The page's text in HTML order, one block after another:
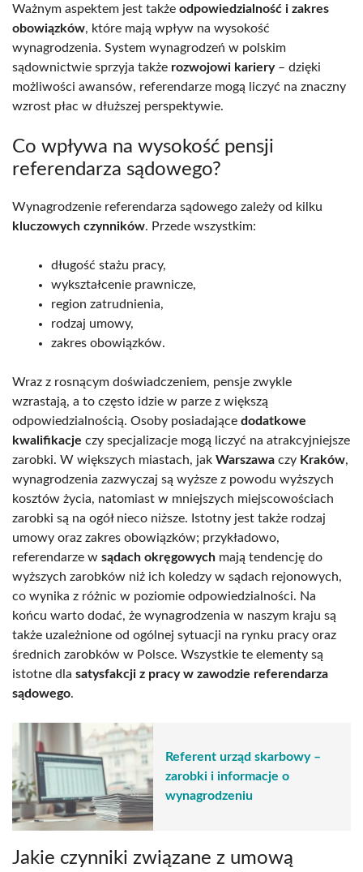
Ważnym aspektem jest także odpowiedzialność i zakres
obowiązków, które mają wpływ na wysokość
wynagrodzenia. System wynagrodzeń w polskim
sądownictwie sprzyja także rozwojowi kariery– dzięki
możliwości awansów, referendarze mogą liczyć na znaczny
wzrost płac w dłuższej perspektywie.
Co wpływa na wysokość pensji
referendarza sądowego?
Wynagrodzenie referendarza sądowego zależy od kilku
kluczowych czynników. Przede wszystkim:
długość stażu pracy,
wykształcenie prawnicze,
region zatrudnienia,
rodzaj umowy,
zakres obowiązków.
Wraz z rosnącym doświadczeniem, pensje zwykle
wzrastają, a to często idzie w parze z większą
odpowiedzialnością. Osoby posiadające dodatkowe
kwalifikacje czy specjalizacje mogą liczyć na atrakcyjniejsze
zarobki. W większych miastach, jak Warszawa czy Kraków,
wynagrodzenia zazwyczaj są wyższe z powodu wyższych
kosztów życia, natomiast w mniejszych miejscowościach
zarobki są na ogół nieco niższe. Istotny jest także rodzaj
umowy oraz zakres obowiązków; przykładowo,
referendarze w sądach okręgowych mają tendencję do
wyższych zarobków niż ich koledzy w sądach rejonowych,
co wynika z różnic w poziomie odpowiedzialności. Na
końcu warto dodać, że wynagrodzenia w naszym kraju są
także uzależnione od ogólnej sytuacji na rynku pracy oraz
średnich zarobków w Polsce. Wszystkie te elementy są
istotne dla satysfakcji z pracy w zawodzie referendarza
sądowego.
Referent urząd skarbowy –
zarobki i informacje o
wynagrodzeniu
Jakie czynniki związane z umową